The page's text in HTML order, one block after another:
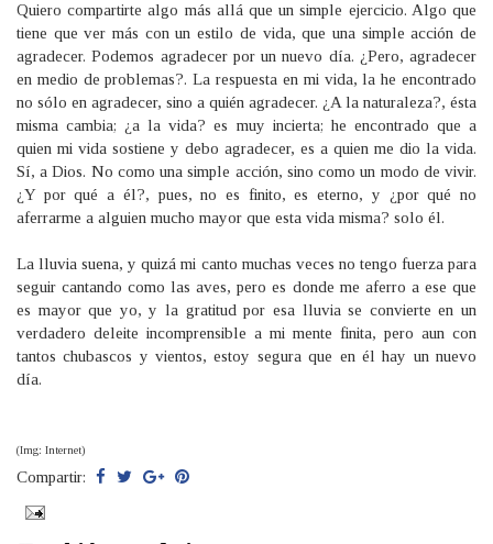
Quiero compartirte algo más allá que un simple ejercicio. Algo que
tiene que ver más con un estilo de vida, que una simple acción de
agradecer. Podemos agradecer por un nuevo día. ¿Pero, agradecer
en medio de problemas?. La respuesta en mi vida, la he encontrado
no sólo en agradecer, sino a quién agradecer. ¿A la naturaleza?, ésta
misma cambia; ¿a la vida? es muy incierta; he encontrado que a
quien mi vida sostiene y debo agradecer, es a quien me dio la vida.
Sí, a Dios. No como una simple acción, sino como un modo de vivir.
¿Y por qué a él?, pues, no es finito, es eterno, y ¿por qué no
aferrarme a alguien mucho mayor que esta vida misma? solo él.
La lluvia suena, y quizá mi canto muchas veces no tengo fuerza para
seguir cantando como las aves, pero es donde me aferro a ese que
es mayor que yo, y la gratitud por esa lluvia se convierte en un
verdadero deleite incomprensible a mi mente finita, pero aun con
tantos chubascos y vientos, estoy segura que en él hay un nuevo
día.
(Img: Internet)
Compartir: